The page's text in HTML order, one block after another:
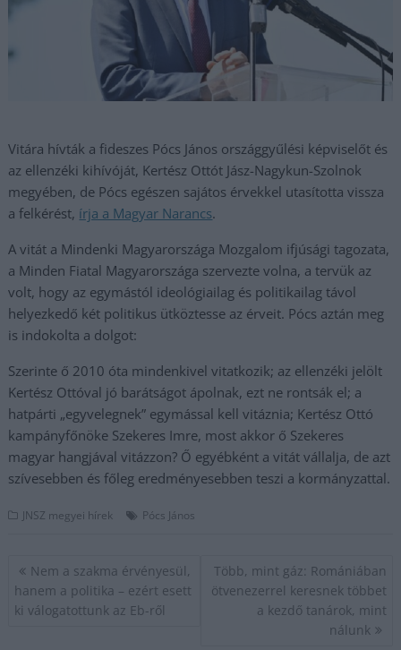
Vitára hívták a fideszes Pócs János országgyűlési képviselőt és
az ellenzéki kihívóját, Kertész Ottót Jász-Nagykun-Szolnok
megyében, de Pócs egészen sajátos érvekkel utasította vissza
a felkérést, írja a Magyar Narancs.
A vitát a Mindenki Magyarországa Mozgalom ifjúsági tagozata,
a Minden Fiatal Magyarországa szervezte volna, a tervük az
volt, hogy az egymástól ideológiailag és politikailag távol
helyezkedő két politikus ütköztesse az érveit. Pócs aztán meg
is indokolta a dolgot:
Szerinte ő 2010 óta mindenkivel vitatkozik; az ellenzéki jelölt
Kertész Ottóval jó barátságot ápolnak, ezt ne rontsák el; a
hatpárti „egyvelegnek” egymással kell vitáznia; Kertész Ottó
kampányfőnöke Szekeres Imre, most akkor ő Szekeres
magyar hangjával vitázzon? Ő egyébként a vitát vállalja, de azt
szívesebben és főleg eredményesebben teszi a kormányzattal.
JNSZ megyei hírek Pócs János
Bejegyzés
navigáció
Nem a szakma érvényesül,
hanem a politika – ezért esett
ki válogatottunk az Eb-ről
Több, mint gáz: Romániában
ötvenezerrel keresnek többet
a kezdő tanárok, mint
nálunk